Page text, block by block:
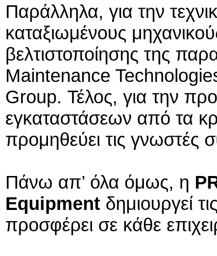
Παράλληλα, για την
καταξιωμένους
βελτιστοποίησης της
Maintenance
Group. Τέλος, για την
εγκαταστάσεων από τα
προμηθεύει τις γνωστές
Πάνω απ’ όλα όμως, η
Equipment δημιουργεί
προσφέρει σε κάθε